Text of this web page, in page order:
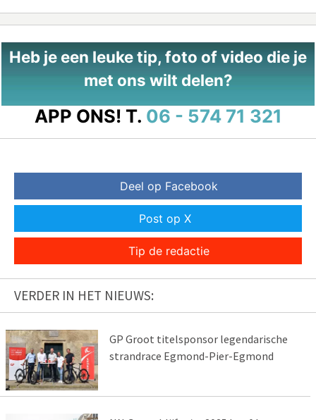
Heb je een leuke tip, foto of video die je
met ons wilt delen?
APP ONS! T. 06 - 574 71 321
Deel op Facebook
Post op X
Tip de redactie
VERDER IN HET NIEUWS:
GP Groot titelsponsor legendarische
strandrace Egmond-Pier-Egmond